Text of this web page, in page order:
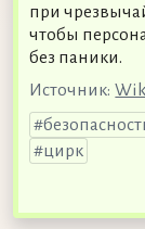
при
чтобы
без паники.
Источник:
цирк